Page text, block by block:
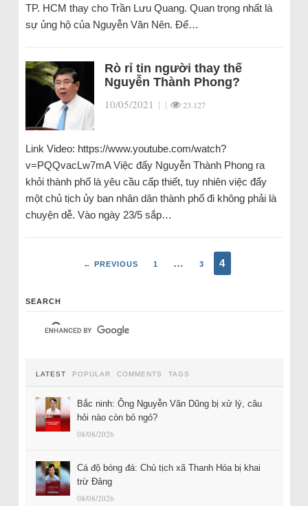
TP. HCM thay cho Trần Lưu Quang. Quan trọng nhất là
sự ủng hộ của Nguyễn Văn Nên. Để…
Rò rỉ tin người thay thế
Nguyễn Thành Phong?
10/05/2021 | | 23.127
Link Video: https://www.youtube.com/watch?
v=PQQvacLw7mA Việc đẩy Nguyễn Thành Phong ra
khỏi thành phố là yêu cầu cấp thiết, tuy nhiên việc đẩy
một chủ tịch ủy ban nhân dân thành phố đi không phải là
chuyện dễ. Vào ngày 23/5 sắp…
← PREVIOUS 1 … 3 4
SEARCH
LATEST POPULAR COMMENTS TAGS
Bắc ninh: Ông Nguyễn Văn Dũng bị xử lý, câu
hỏi nào còn bỏ ngỏ?
08/08/2026
Cá độ bóng đá: Chủ tịch xã Thanh Hóa bị khai
trừ Đảng
08/08/2026